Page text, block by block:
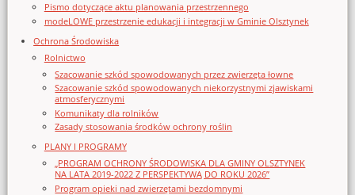
Pismo dotyczące aktu planowania przestrzennego
modeLOWE przestrzenie edukacji i integracji w Gminie Olsztynek
Ochrona Środowiska
Rolnictwo
Szacowanie szkód spowodowanych przez zwierzęta łowne
Szacowanie szkód spowodowanych niekorzystnymi zjawiskami
atmosferycznymi
Komunikaty dla rolników
Zasady stosowania środków ochrony roślin
PLANY I PROGRAMY
„PROGRAM OCHRONY ŚRODOWISKA DLA GMINY OLSZTYNEK
NA LATA 2019-2022 Z PERSPEKTYWĄ DO ROKU 2026”
Program opieki nad zwierzętami bezdomnymi